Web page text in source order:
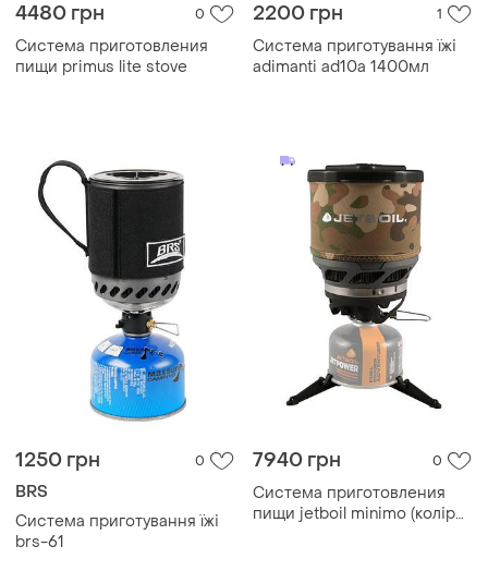
4480 грн 0
Система приготовления
пищи primus lite stove
2200 грн 1
Система приготування їжі
adimanti ad10a 1400мл
1250 грн 0
BRS
Система приготування їжі
brs-61
7940 грн 0
Система приготовления
пищи jetboil minimo (колір